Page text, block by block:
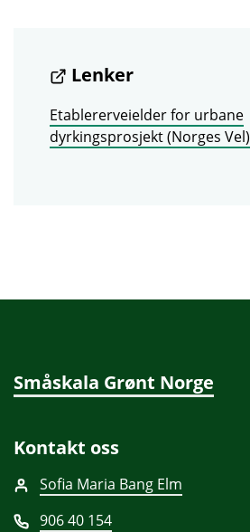
Lenker
Etablererveielder for urbane
dyrkingsprosjekt (Norges Vel)
Småskala Grønt Norge
Kontakt oss
Sofia Maria Bang Elm
906 40 154